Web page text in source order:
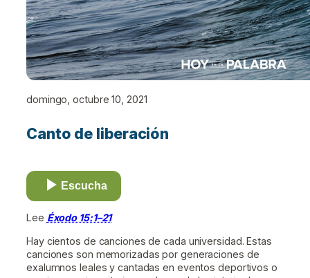
domingo, octubre 10, 2021
Canto de liberación
Escucha
Lee Éxodo 15:1–21
Hay cientos de canciones de cada universidad. Estas
canciones son memorizadas por generaciones de
exalumnos leales y cantadas en eventos deportivos o